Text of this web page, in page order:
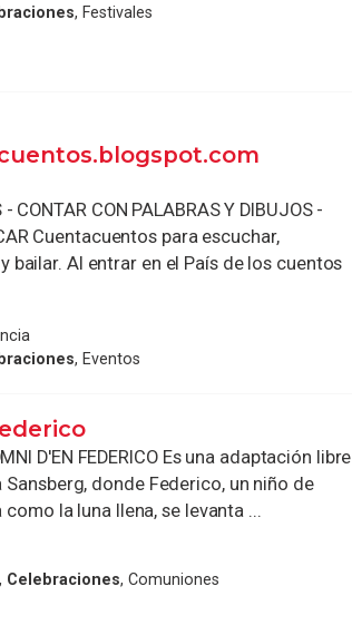
, Festivales
- CONTAR CON PALABRAS Y DIBUJOS -
Cuentacuentos para escuchar,
bailar. Al entrar en el País de los cuentos
, Eventos
D'EN FEDERICO Es una adaptación libre
donde Federico, un niño de
la luna llena, se levanta ...
Celebraciones, Comuniones